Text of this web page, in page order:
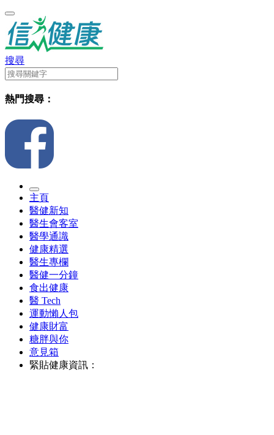
搜尋
熱門搜尋：
主頁
醫健新知
醫生會客室
醫學通識
健康精選
醫生專欄
醫健一分鐘
食出健康
醫 Tech
運動懶人包
健康財富
糖胖與你
意見箱
緊貼健康資訊：